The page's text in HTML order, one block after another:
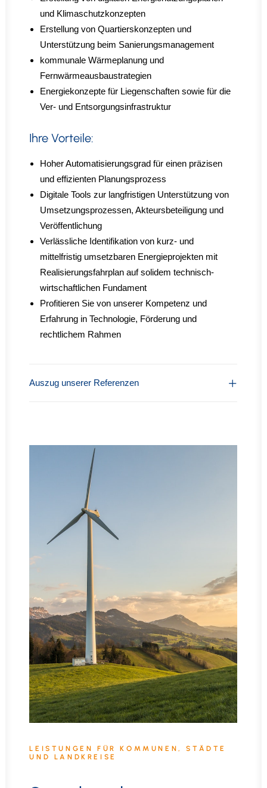
und Klimaschutzkonzepten
Erstellung von Quartierskonzepten und
Unterstützung beim Sanierungsmanagement
kommunale Wärmeplanung und
Fernwärmeausbaustrategien
Energiekonzepte für Liegenschaften sowie für die
Ver- und Entsorgungsinfrastruktur
Ihre Vorteile:
Hoher Automatisierungsgrad für einen präzisen
und effizienten Planungsprozess
Digitale Tools zur langfristigen Unterstützung von
Umsetzungsprozessen, Akteursbeteiligung und
Veröffentlichung
Verlässliche Identifikation von kurz- und
mittelfristig umsetzbaren Energieprojekten mit
Realisierungsfahrplan auf solidem technisch-
wirtschaftlichen Fundament
Profitieren Sie von unserer Kompetenz und
Erfahrung in Technologie, Förderung und
rechtlichem Rahmen
Auszug unserer Referenzen
LEISTUNGEN FÜR KOMMUNEN, STÄDTE
UND LANDKREISE